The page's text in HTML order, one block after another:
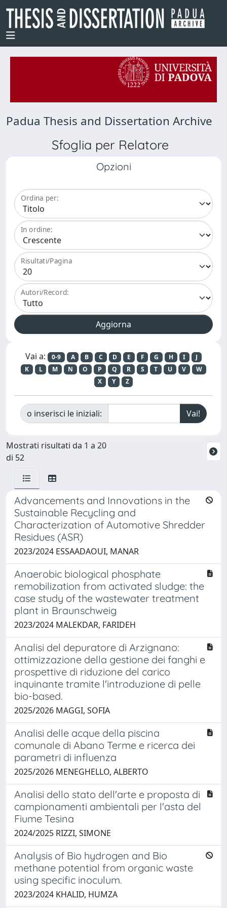
Padua Thesis and Dissertation Archive
Sfoglia per Relatore
Opzioni
Ordina per:
In ordine:
Risultati/Pagina
Autori/Record:
Vai a: 0-9 A B C D E F G H I
J
K
L M N O P Q R S T U V
W
X
Y Z
o inserisci le iniziali:
Mostrati risultati da 1 a 20
di 52
Advancements and Innovations in the
Sustainable Recycling and
Characterization of Automotive Shredder
Residues (ASR)
2023/2024 ESSAADAOUI, MANAR
Anaerobic biological phosphate
remobilization from activated sludge: the
case study of the wastewater treatment
plant in Braunschweig
2023/2024 MALEKDAR, FARIDEH
Analisi del depuratore di Arzignano:
ottimizzazione della gestione dei fanghi e
prospettive di riduzione del carico
inquinante tramite l'introduzione di pelle
bio-based.
2025/2026 MAGGI, SOFIA
Analisi delle acque della piscina
comunale di Abano Terme e ricerca dei
parametri di influenza
2025/2026 MENEGHELLO, ALBERTO
Analisi dello stato dell'arte e proposta di
campionamenti ambientali per l'asta del
Fiume Tesina
2024/2025 RIZZI, SIMONE
Analysis of Bio hydrogen and Bio
methane potential from organic waste
using specific inoculum.
2023/2024 KHALID, HUMZA